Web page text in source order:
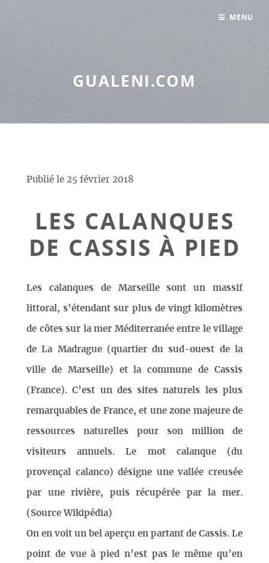
GUALENI.COM
Publié le 25 février 2018
LES CALANQUES
DE CASSIS À PIED
Les calanques de Marseille sont un massif
littoral, s’étendant sur plus de vingt kilomètres
de côtes sur la mer Méditerranée entre le village
de La Madrague (quartier du sud-ouest de la
ville de Marseille) et la commune de Cassis
(France). C’est un des sites naturels les plus
remarquables de France, et une zone majeure de
ressources naturelles pour son million de
visiteurs annuels. Le mot calanque (du
provençal calanco) désigne une vallée creusée
par une rivière, puis récupérée par la mer.
(Source Wikipédia)
On en voit un bel aperçu en partant de Cassis. Le
point de vue à pied n’est pas le même qu’en
MENU